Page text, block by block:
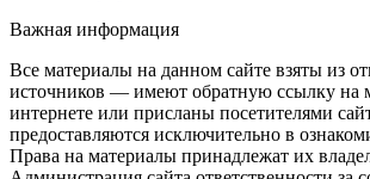
Важная информация
Все материалы на данном сайте взяты из
источников — имеют обратную ссылку на
интернете или присланы посетителями
предоставляются исключительно в
Права на материалы принадлежат их